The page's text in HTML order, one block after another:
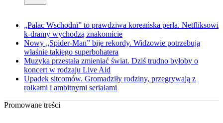
„Pałac Wschodni” to prawdziwa koreańska perła. Netfliksowi
k-dramy wychodzą znakomicie
Nowy „Spider-Man” bije rekordy. Widzowie potrzebują
właśnie takiego superbohatera
Muzyka przestała zmieniać świat. Dziś trudno byłoby o
koncert w rodzaju Live Aid
Upadek sitcomów. Gromadziły rodziny, przegrywają z
rolkami i ambitnymi serialami
Promowane treści